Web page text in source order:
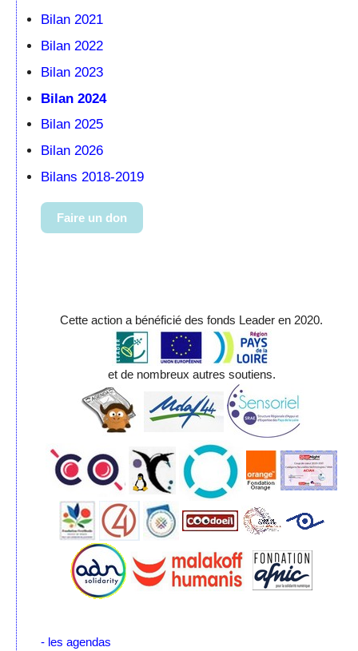
Bilan 2021
Bilan 2022
Bilan 2023
Bilan 2024
Bilan 2025
Bilan 2026
Bilans 2018-2019
Faire un don
Cette action a bénéficié des fonds Leader en 2020.
et de nombreux autres soutiens.
- les agendas